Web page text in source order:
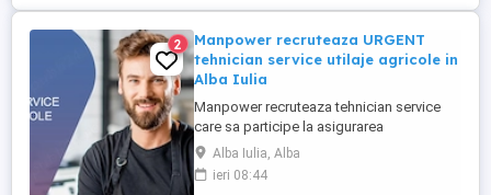
Calificare tinichigiu cu ...
2
Manpower recruteaza URGENT
tehnician service utilaje agricole in
Alba Iulia
Manpower recruteaza tehnician service
care sa participe la asigurarea
mentenantei, diagnosticarii si repararii
utilajelor agricole (ex: tractoare, combine),
astfel incat acestea sa functioneze la
Alba Iulia, Alba
ieri 08:44